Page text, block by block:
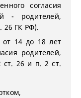
согласия
- родителей,
26 ГК РФ).
от 14 до 18 лет
родителей,
ст. 26 и п. 2 ст.